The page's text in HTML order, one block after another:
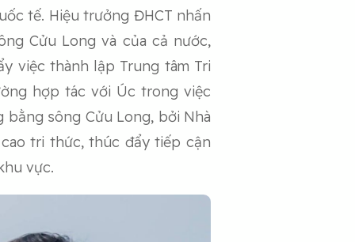
tế. Hiệu trưởng ĐHCT nhấn
Cửu Long và của cả nước,
việc thành lập Trung tâm Tri
hợp tác với Úc trong việc
sông Cửu Long, bởi Nhà
tri thức, thúc đẩy tiếp cận
vực.